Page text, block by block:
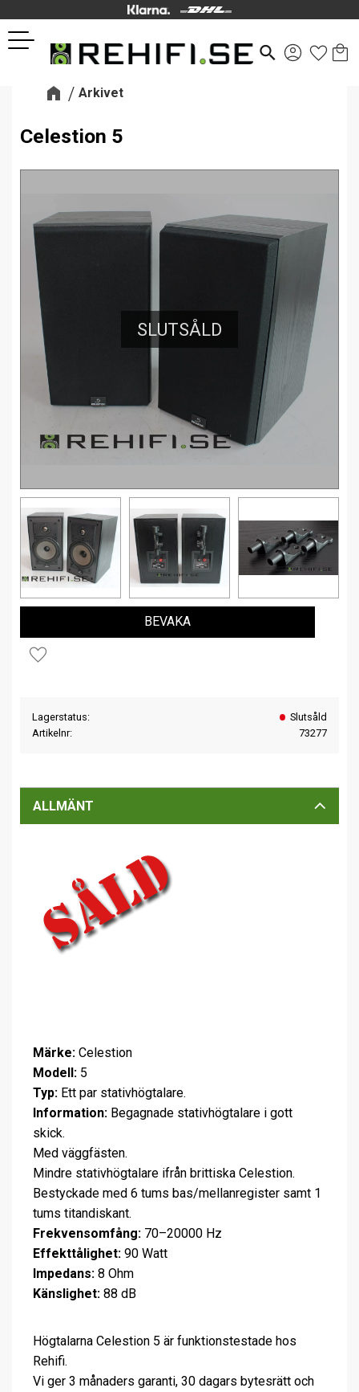
Meny
search
Arkivet
Celestion 5
SLUTSÅLD
Lägg till i favoriter
BEVAKA
Lagerstatus
Slutsåld
Artikelnr
73277
ALLMÄNT
Märke: Celestion
Modell: 5
Typ: Ett par stativhögtalare.
Information: Begagnade stativhögtalare i gott
skick.
Med väggfästen.
Mindre stativhögtalare ifrån brittiska Celestion.
Bestyckade med 6 tums bas/mellanregister samt 1
tums titandiskant.
Frekvensomfång: 70–20000 Hz
Effekttålighet: 90 Watt
Impedans: 8 Ohm
Känslighet: 88 dB
Högtalarna Celestion 5 är funktionstestade hos
Rehifi.
Vi ger 3 månaders garanti, 30 dagars bytesrätt och